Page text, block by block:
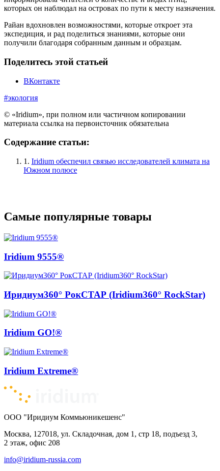
которых он наблюдал на островах по пути к месту назначения.
Райан вдохновлен возможностями, которые откроет эта
экспедиция, и рад поделиться знаниями, которые они
получили благодаря собранным данным и образцам.
Поделитесь этой статьей
ВКонтакте
#экология
© «Iridium», при полном или частичном копировании
материала ссылка на первоисточник обязательна
Содержание статьи:
1. Iridium обеспечил связью исследователей климата на
Южном полюсе
Самые популярные товары
Iridium 9555®
Иридиум360° РокСТАР (Iridium360° RockStar)
Iridium GO!®
Iridium Extreme®
ООО "Иридиум Коммьюникешенс"
Москва, 127018, ул. Складочная, дом 1, стр 18, подъезд 3,
2 этаж, офис 208
info@iridium-russia.com